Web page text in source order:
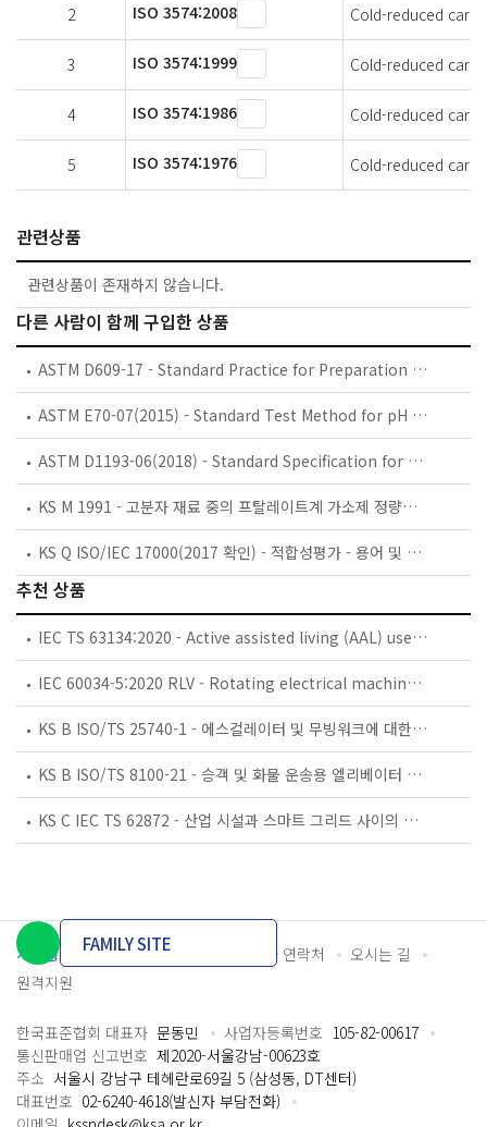
2 ISO 3574:2008 Cold-reduced
3 ISO 3574:1999 Cold-reduced
4 ISO 3574:1986 Cold-reduced
5 ISO 3574:1976 Cold-reduced
관련상품
관련상품이 존재하지 않습니다.
다른 사람이 함께 구입한 상품
ASTM D609-17 - Standard Practice for Preparation of Cold-Rolled Steel Panels for Testing Paint, Varnish, Conversion Coatings, and Related Coating Products
ASTM E70-07(2015) - Standard Test Method for pH of Aqueous Solutions With the Glass Electrode
ASTM D1193-06(2018) - Standard Specification for Reagent Water
KS M 1991 - 고분자 재료 중의 프탈레이트계 가소제 정량방법
KS Q ISO/IEC 17000(2017 확인) - 적합성평가 - 용어 및 일반원칙
추천 상품
IEC TS 63134:2020 - Active assisted living (AAL) use cases
IEC 60034-5:2020 RLV - Rotating electrical machines - Part 5: Degrees of protection provided by the integral design of rotating electrical machines (IP code) - Classification
KS B ISO/TS 25740-1 - 에스컬레이터 및 무빙워크에 대한 안전요건 — 제1부: 세계공통 필수 안전요건(GESRs)
KS B ISO/TS 8100-21 - 승객 및 화물 운송용 엘리베이터 —제21부: 세계공통 필수안전요건(GESRs)을 충족하는 세계공통 안전 파라미터(GSPs)
KS C IEC TS 62872 - 산업 시설과 스마트 그리드 사이의 산업 공정 측정, 제어 및 자동화 시스템 인터페이스
개인정보처리방침 이용약관 담당자 연락처
오시는 길
원격지원
FAMILY SITE
한국표준협회 대표자 문동민 사업자등록번호 105-82-00617
통신판매업 신고번호 제2020-서울강남-00623호
주소 서울시 강남구 테헤란로69길 5 (삼성동, DT센터)
대표번호 02-6240-4618(발신자 부담전화)